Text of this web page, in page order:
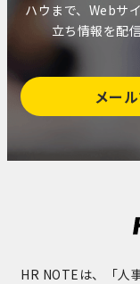
ハウまで、Webサ
立ち情報を配
メー
HR NOTEは、「人